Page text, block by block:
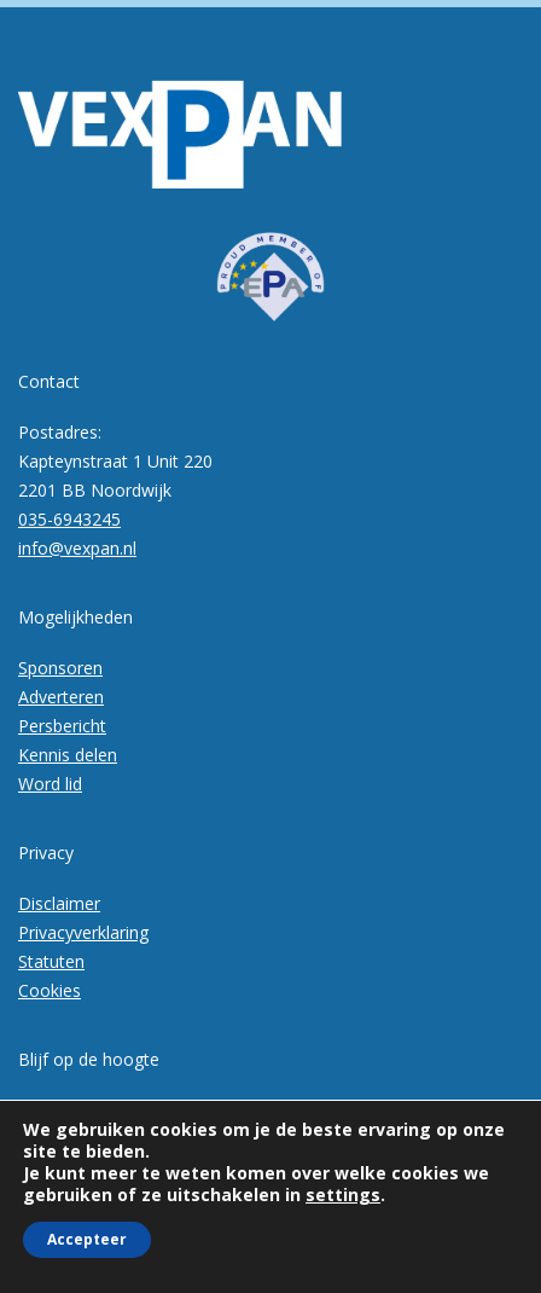
Contact
Postadres:
Kapteynstraat 1 Unit 220
2201 BB Noordwijk
035-6943245
info@vexpan.nl
Mogelijkheden
Sponsoren
Adverteren
Persbericht
Kennis delen
Word lid
Privacy
Disclaimer
Privacyverklaring
Statuten
Cookies
Blijf op de hoogte
We gebruiken cookies om je de beste ervaring op onze
site te bieden.
Je kunt meer te weten komen over welke cookies we
gebruiken of ze uitschakelen in settings.
Accepteer